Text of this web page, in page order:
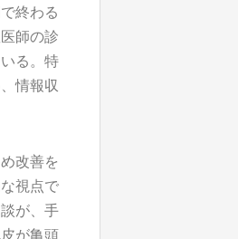
終わる
師の診
る。特
情報収
改善を
視点で
が、手
が亀頭